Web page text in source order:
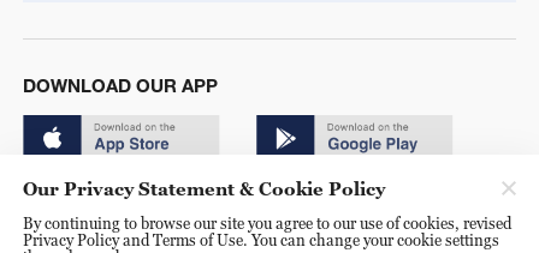
DOWNLOAD OUR APP
Our Privacy Statement & Cookie Policy
By continuing to browse our site you agree to our use of cookies, revised
Privacy Policy and Terms of Use. You can change your cookie settings